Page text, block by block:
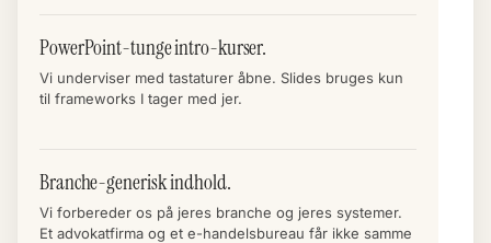
PowerPoint-tunge intro-kurser.
Vi underviser med tastaturer åbne. Slides bruges kun
til frameworks I tager med jer.
Branche-generisk indhold.
Vi forbereder os på jeres branche og jeres systemer.
Et advokatfirma og et e-handelsbureau får ikke samme